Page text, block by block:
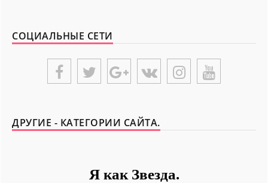
СОЦИАЛЬНЫЕ СЕТИ
ДРУГИЕ - КАТЕГОРИИ САЙТА.
Я как Звезда.